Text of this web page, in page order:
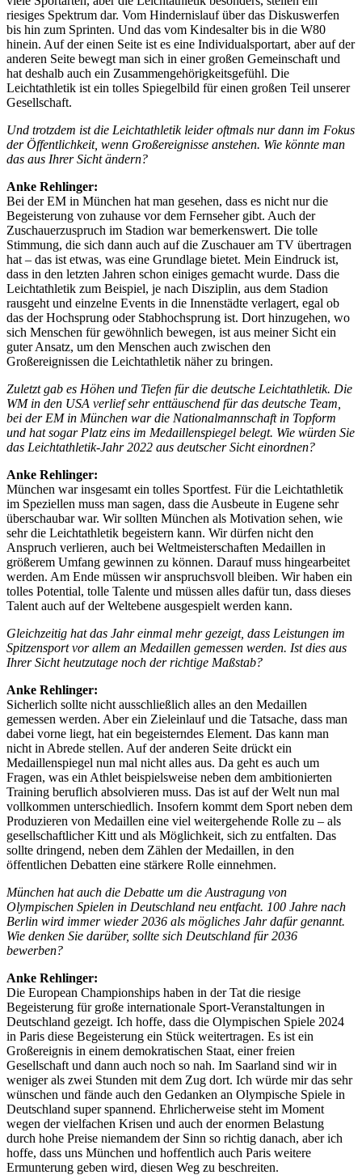
riesiges Spektrum dar. Vom Hindernislauf über das Diskuswerfen
bis hin zum Sprinten. Und das vom Kindesalter bis in die W80
hinein. Auf der einen Seite ist es eine Individualsportart, aber auf der
anderen Seite bewegt man sich in einer großen Gemeinschaft und
hat deshalb auch ein Zusammengehörigkeitsgefühl. Die
Leichtathletik ist ein tolles Spiegelbild für einen großen Teil unserer
Gesellschaft.
Und trotzdem ist die Leichtathletik leider oftmals nur dann im Fokus
der Öffentlichkeit, wenn Großereignisse anstehen. Wie könnte man
das aus Ihrer Sicht ändern?
Anke Rehlinger:
Bei der EM in München hat man gesehen, dass es nicht nur die
Begeisterung von zuhause vor dem Fernseher gibt. Auch der
Zuschauerzuspruch im Stadion war bemerkenswert. Die tolle
Stimmung, die sich dann auch auf die Zuschauer am TV übertragen
hat – das ist etwas, was eine Grundlage bietet. Mein Eindruck ist,
dass in den letzten Jahren schon einiges gemacht wurde. Dass die
Leichtathletik zum Beispiel, je nach Disziplin, aus dem Stadion
rausgeht und einzelne Events in die Innenstädte verlagert, egal ob
das der Hochsprung oder Stabhochsprung ist. Dort hinzugehen, wo
sich Menschen für gewöhnlich bewegen, ist aus meiner Sicht ein
guter Ansatz, um den Menschen auch zwischen den
Großereignissen die Leichtathletik näher zu bringen.
Zuletzt gab es Höhen und Tiefen für die deutsche Leichtathletik. Die
WM in den USA verlief sehr enttäuschend für das deutsche Team,
bei der EM in München war die Nationalmannschaft in Topform
und hat sogar Platz eins im Medaillenspiegel belegt. Wie würden Sie
das Leichtathletik-Jahr 2022 aus deutscher Sicht einordnen?
Anke Rehlinger:
München war insgesamt ein tolles Sportfest. Für die Leichtathletik
im Speziellen muss man sagen, dass die Ausbeute in Eugene sehr
überschaubar war. Wir sollten München als Motivation sehen, wie
sehr die Leichtathletik begeistern kann. Wir dürfen nicht den
Anspruch verlieren, auch bei Weltmeisterschaften Medaillen in
größerem Umfang gewinnen zu können. Darauf muss hingearbeitet
werden. Am Ende müssen wir anspruchsvoll bleiben. Wir haben ein
tolles Potential, tolle Talente und müssen alles dafür tun, dass dieses
Talent auch auf der Weltebene ausgespielt werden kann.
Gleichzeitig hat das Jahr einmal mehr gezeigt, dass Leistungen im
Spitzensport vor allem an Medaillen gemessen werden. Ist dies aus
Ihrer Sicht heutzutage noch der richtige Maßstab?
Anke Rehlinger:
Sicherlich sollte nicht ausschließlich alles an den Medaillen
gemessen werden. Aber ein Zieleinlauf und die Tatsache, dass man
dabei vorne liegt, hat ein begeisterndes Element. Das kann man
nicht in Abrede stellen. Auf der anderen Seite drückt ein
Medaillenspiegel nun mal nicht alles aus. Da geht es auch um
Fragen, was ein Athlet beispielsweise neben dem ambitionierten
Training beruflich absolvieren muss. Das ist auf der Welt nun mal
vollkommen unterschiedlich. Insofern kommt dem Sport neben dem
Produzieren von Medaillen eine viel weitergehende Rolle zu – als
gesellschaftlicher Kitt und als Möglichkeit, sich zu entfalten. Das
sollte dringend, neben dem Zählen der Medaillen, in den
öffentlichen Debatten eine stärkere Rolle einnehmen.
München hat auch die Debatte um die Austragung von
Olympischen Spielen in Deutschland neu entfacht. 100 Jahre nach
Berlin wird immer wieder 2036 als mögliches Jahr dafür genannt.
Wie denken Sie darüber, sollte sich Deutschland für 2036
bewerben?
Anke Rehlinger:
Die European Championships haben in der Tat die riesige
Begeisterung für große internationale Sport-Veranstaltungen in
Deutschland gezeigt. Ich hoffe, dass die Olympischen Spiele 2024
in Paris diese Begeisterung ein Stück weitertragen. Es ist ein
Großereignis in einem demokratischen Staat, einer freien
Gesellschaft und dann auch noch so nah. Im Saarland sind wir in
weniger als zwei Stunden mit dem Zug dort. Ich würde mir das sehr
wünschen und fände auch den Gedanken an Olympische Spiele in
Deutschland super spannend. Ehrlicherweise steht im Moment
wegen der vielfachen Krisen und auch der enormen Belastung
durch hohe Preise niemandem der Sinn so richtig danach, aber ich
hoffe, dass uns München und hoffentlich auch Paris weitere
Ermunterung geben wird, diesen Weg zu beschreiten.